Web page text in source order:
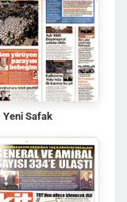
Yeni Safak